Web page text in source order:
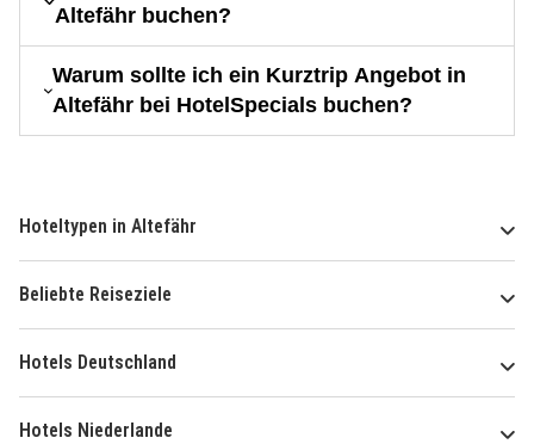
Altefähr buchen?
Warum sollte ich ein Kurztrip Angebot in
Altefähr bei HotelSpecials buchen?
Hoteltypen in Altefähr
Beliebte Reiseziele
Hotels Deutschland
Hotels Niederlande